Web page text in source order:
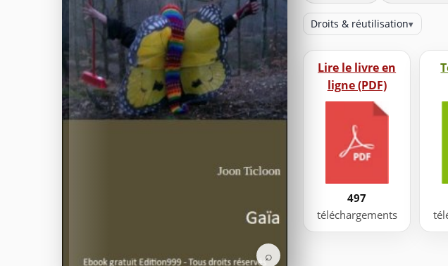
⌕
Droits & réutilisation▾
Lire le livre en
ligne (PDF)
497
téléchargements